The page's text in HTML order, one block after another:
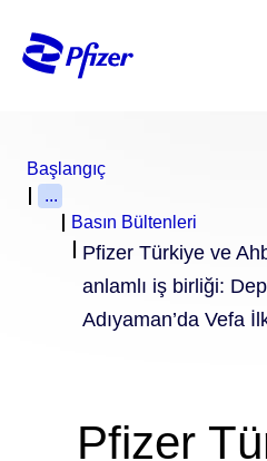
Başlangıç
...
Basın Bültenleri
Pfizer Türkiye ve
anlamlı iş birliği:
Adıyaman’da Vefa
Pfizer